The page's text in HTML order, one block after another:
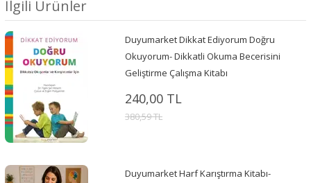
İlgili Ürünler
Duyumarket Dikkat Ediyorum Doğru
Okuyorum- Dikkatli Okuma Becerisini
Geliştirme Çalışma Kitabı
240,00 TL
380,59 TL
Duyumarket Harf Karıştırma Kitabı-